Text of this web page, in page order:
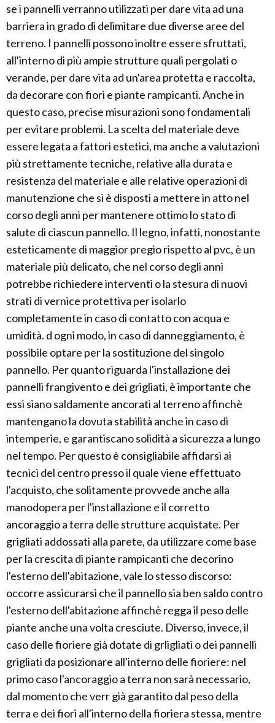
se i pannelli verranno utilizzati per dare vita ad una
barriera in grado di delimitare due diverse aree del
terreno. I pannelli possono inoltre essere sfruttati,
all'interno di più ampie strutture quali pergolati o
verande, per dare vita ad un'area protetta e raccolta,
da decorare con fiori e piante rampicanti. Anche in
questo caso, precise misurazioni sono fondamentali
per evitare problemi. La scelta del materiale deve
essere legata a fattori estetici, ma anche a valutazioni
più strettamente tecniche, relative alla durata e
resistenza del materiale e alle relative operazioni di
manutenzione che si è disposti a mettere in atto nel
corso degli anni per mantenere ottimo lo stato di
salute di ciascun pannello. Il legno, infatti, nonostante
esteticamente di maggior pregio rispetto al pvc, è un
materiale più delicato, che nel corso degli anni
potrebbe richiedere interventi o la stesura di nuovi
strati di vernice protettiva per isolarlo
completamente in caso di contatto con acqua e
umidità. d ogni modo, in caso di danneggiamento, è
possibile optare per la sostituzione del singolo
pannello. Per quanto riguarda l'installazione dei
pannelli frangivento e dei grigliati, è importante che
essi siano saldamente ancorati al terreno affinchè
mantengano la dovuta stabilità anche in caso di
intemperie, e garantiscano solidità a sicurezza a lungo
nel tempo. Per questo è consigliabile affidarsi ai
tecnici del centro presso il quale viene effettuato
l'acquisto, che solitamente provvede anche alla
manodopera per l'installazione e il corretto
ancoraggio a terra delle strutture acquistate. Per
grigliati addossati alla parete, da utilizzare come base
per la crescita di piante rampicanti che decorino
l'esterno dell'abitazione, vale lo stesso discorso:
occorre assicurarsi che il pannello sia ben saldo contro
l'esterno dell'abitazione affinchè regga il peso delle
piante anche una volta cresciute. Diverso, invece, il
caso delle fioriere già dotate di grligliati o dei pannelli
grigliati da posizionare all'interno delle fioriere: nel
primo caso l'ancoraggio a terra non sarà necessario,
dal momento che verr già garantito dal peso della
terra e dei fiori all'interno della fioriera stessa, mentre